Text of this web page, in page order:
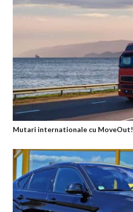
Mutari internationale cu MoveOut!